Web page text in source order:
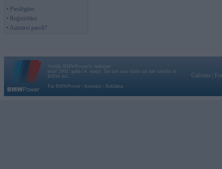
• Pieslēgties
• Reģistrēties
• Aizmirsi paroli?
Vortāls BMWPower.lv darbojas
kopš 2002. gada 14. maija. Tas nav auto klubs un nav saistīts ar
BMW AG.
Par BMWPower
Kontakti Reklāma
Galvena